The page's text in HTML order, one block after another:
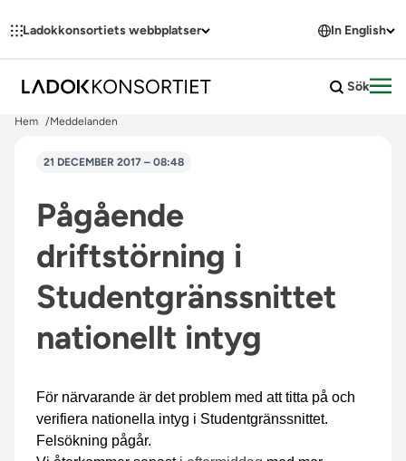
Ladokkonsortiets webbplatser In English
Sök
Hem Meddelanden
21 DECEMBER 2017 – 08:48
Pågående
driftstörning i
Studentgränssnittet
nationellt intyg
För närvarande är det problem med att titta på och
verifiera nationella intyg i Studentgränssnittet.
Felsökning pågår.